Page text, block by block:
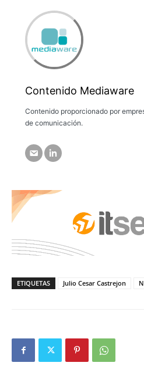
Contenido Mediaware
Contenido proporcionado por
de comunicación.
ETIQUETAS Julio Cesar Castrejon